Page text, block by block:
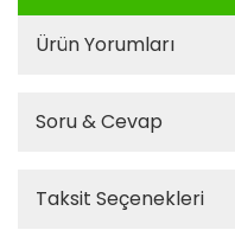
Ürün Yorumları
Soru & Cevap
Taksit Seçenekleri